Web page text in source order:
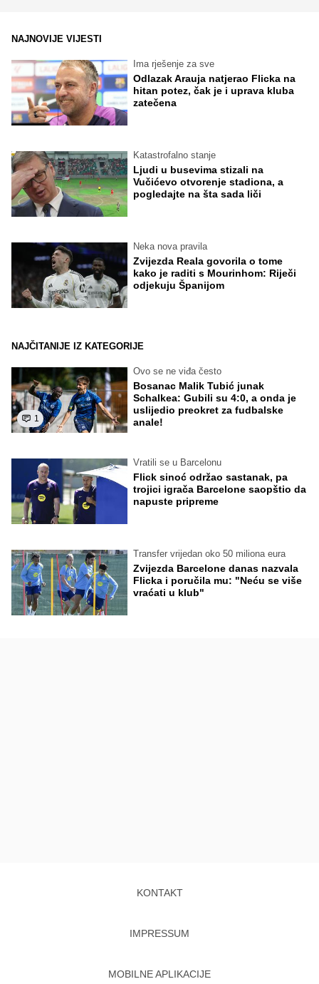
NAJNOVIJE VIJESTI
Ima rješenje za sve
Odlazak Arauja natjerao Flicka na
hitan potez, čak je i uprava kluba
zatečena
Katastrofalno stanje
Ljudi u busevima stizali na
Vučićevo otvorenje stadiona, a
pogledajte na šta sada liči
Neka nova pravila
Zvijezda Reala govorila o tome
kako je raditi s Mourinhom: Riječi
odjekuju Španijom
NAJČITANIJE IZ KATEGORIJE
1
Ovo se ne viđa često
Bosanac Malik Tubić junak
Schalkea: Gubili su 4:0, a onda je
uslijedio preokret za fudbalske
anale!
Vratili se u Barcelonu
Flick sinoć održao sastanak, pa
trojici igrača Barcelone saopštio da
napuste pripreme
Transfer vrijedan oko 50 miliona eura
Zvijezda Barcelone danas nazvala
Flicka i poručila mu: "Neću se više
vraćati u klub"
KONTAKT
IMPRESSUM
MOBILNE APLIKACIJE